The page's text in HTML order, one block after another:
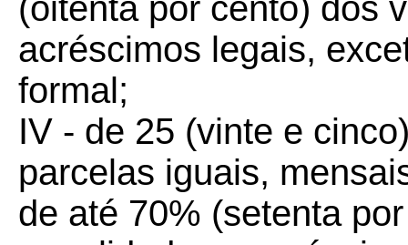
(oitenta por cento) dos
acréscimos legais,
formal;
IV - de 25 (vinte e
parcelas iguais,
de até 70% (setenta